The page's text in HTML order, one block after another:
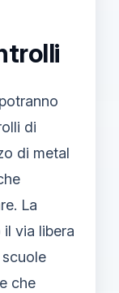
di
di metal
La
via libera
scuole
che